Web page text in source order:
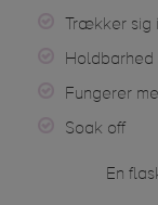
Trækker
Holdbarhed
Fungerer
Soak off
En